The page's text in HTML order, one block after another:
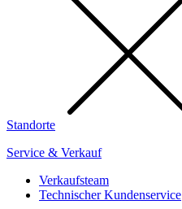
Standorte
Service & Verkauf
Verkaufsteam
Technischer Kundenservice